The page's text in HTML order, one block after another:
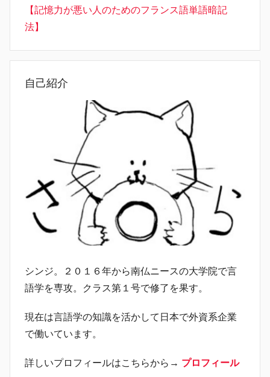
【記憶力が悪い人のためのフランス語単語暗記
法】
自己紹介
シンジ。２０１６年から南仏ニースの大学院で言
語学を専攻。クラス第１号で修了を果す。
現在は言語学の知識を活かして日本で外資系企業
で働いています。
詳しいプロフィールはこちらから→ プロフィール